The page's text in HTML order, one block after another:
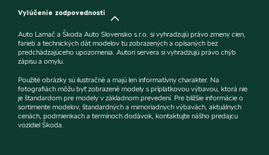
Vylúčenie zodpovednosti
Auto Lamač a Škoda Auto Slovensko s.r.o. si vyhradzujú právo zmeny cien,
farieb a technických dát modelov tu zobrazených a opísaných bez
predchádzajúceho upozornenia. Autori servera si vyhradzujú právo chýb
zápisu a omylu.
Použité obrázky sú ilustračné a majú len informatívny charakter. Na
fotografiách môžu byť zobrazené modely s príplatkovou výbavou, ktorá nie
je štandardom pre modely v základnom prevedení. Pre bližšie informácie o
sortimente modelov, štandardných a mimoriadnych výbavách, aktuálnych
cenách, podmienkach a termínoch dodávok, kontaktujte nášho predajcu
vozidiel Škoda.